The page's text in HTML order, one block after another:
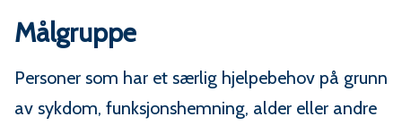
Målgruppe
Personer som har et særlig hjelpebehov på grunn
av sykdom, funksjonshemning, alder eller andre